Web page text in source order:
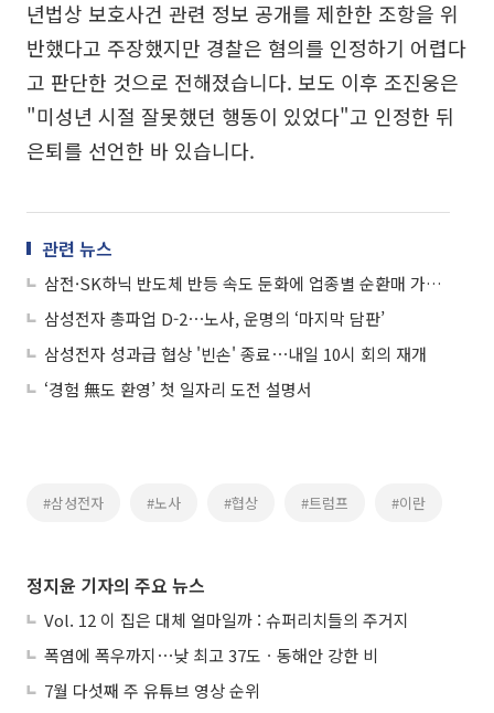
년법상 보호사건 관련 정보 공개를 제한한 조항을 위
반했다고 주장했지만 경찰은 혐의를 인정하기 어렵다
고 판단한 것으로 전해졌습니다. 보도 이후 조진웅은
"미성년 시절 잘못했던 행동이 있었다"고 인정한 뒤
은퇴를 선언한 바 있습니다.
관련 뉴스
삼전·SK하닉 반도체 반등 속도 둔화에 업종별 순환매 가속…삼전 노사 협상 관심↑
삼성전자 총파업 D-2⋯노사, 운명의 ‘마지막 담판’
삼성전자 성과급 협상 '빈손' 종료⋯내일 10시 회의 재개
‘경험 無도 환영’ 첫 일자리 도전 설명서
#삼성전자 #노사 #협상 #트럼프 #이란
정지윤 기자의 주요 뉴스
Vol. 12 이 집은 대체 얼마일까 : 슈퍼리치들의 주거지
폭염에 폭우까지⋯낮 최고 37도ㆍ동해안 강한 비
7월 다섯째 주 유튜브 영상 순위